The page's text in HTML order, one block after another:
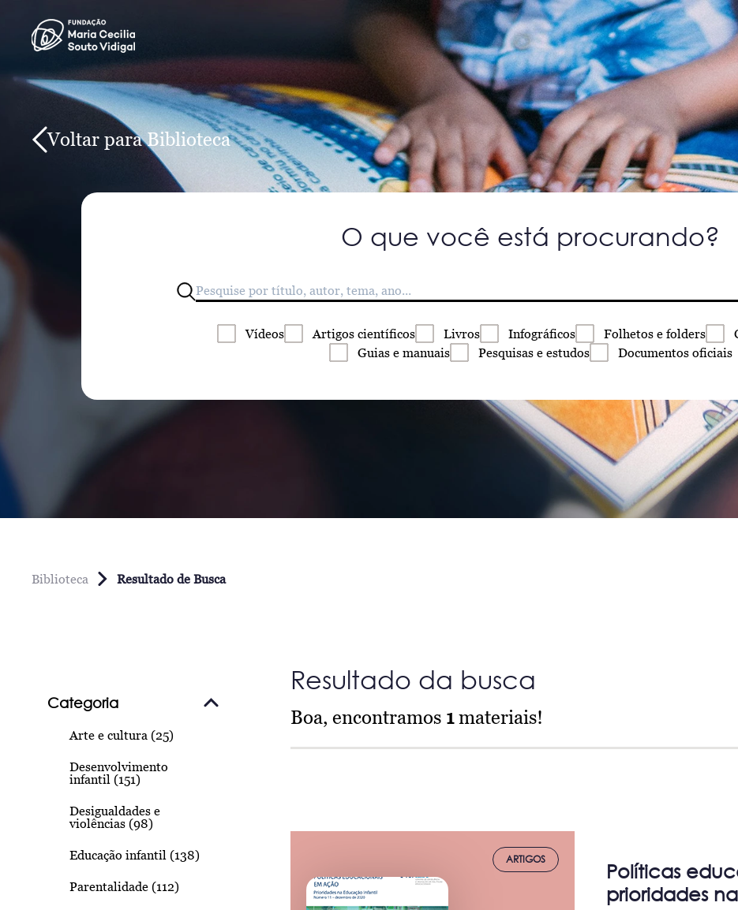
Voltar para Biblioteca
O que você está procurando?
Vídeos Artigos científicos Livros Infográficos Folhetos e folders
Guias e manuais Pesquisas e estudos Documentos oficiais
Biblioteca Resultado de Busca
Categoria
Arte e cultura (25)
Desenvolvimento
infantil (151)
Desigualdades e
violências (98)
Educação infantil (138)
Parentalidade (112)
Resultado da busca
Boa, encontramos 1materiais!
ARTIGOS
Políticas
prioridades